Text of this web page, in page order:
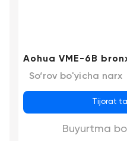
Aohua VME-6B
So‘rov bo'yicha narx
Tijorat
Buyurtma